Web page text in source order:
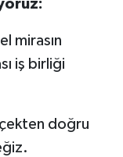
mirasın
iş birliği
doğru